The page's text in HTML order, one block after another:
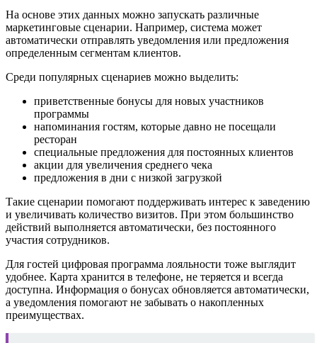
На основе этих данных можно запускать различные
маркетинговые сценарии. Например, система может
автоматически отправлять уведомления или предложения
определенным сегментам клиентов.
Среди популярных сценариев можно выделить:
приветственные бонусы для новых участников
программы
напоминания гостям, которые давно не посещали
ресторан
специальные предложения для постоянных клиентов
акции для увеличения среднего чека
предложения в дни с низкой загрузкой
Такие сценарии помогают поддерживать интерес к заведению
и увеличивать количество визитов. При этом большинство
действий выполняется автоматически, без постоянного
участия сотрудников.
Для гостей цифровая программа лояльности тоже выглядит
удобнее. Карта хранится в телефоне, не теряется и всегда
доступна. Информация о бонусах обновляется автоматически,
а уведомления помогают не забывать о накопленных
преимуществах.